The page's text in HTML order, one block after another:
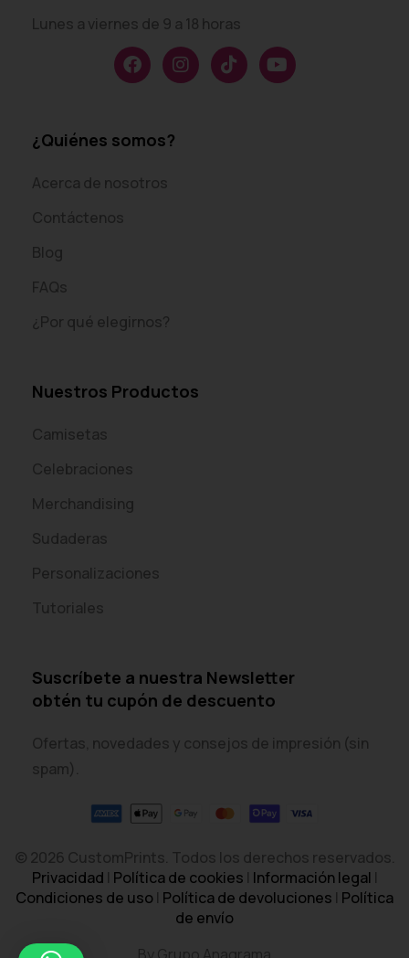
Lunes a viernes de 9 a 18 horas
¿Quiénes somos?
Acerca de nosotros
Contáctenos
Blog
FAQs
¿Por qué elegirnos?
Nuestros Productos
Camisetas
Celebraciones
Merchandising
Sudaderas
Personalizaciones
Tutoriales
Suscríbete a nuestra Newsletter
obtén tu cupón de descuento
Ofertas, novedades y consejos de impresión (sin
spam).
© 2026 CustomPrints. Todos los derechos reservados.
Privacidad | Política de cookies | Información legal |
Condiciones de uso| Política de devoluciones | Política
de envío